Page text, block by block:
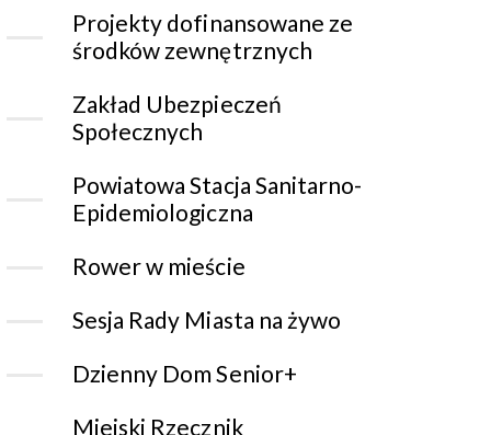
Projekty dofinansowane ze
środków zewnętrznych
Zakład Ubezpieczeń
Społecznych
Powiatowa Stacja Sanitarno-
Epidemiologiczna
Rower w mieście
Sesja Rady Miasta na żywo
Dzienny Dom Senior+
Miejski Rzecznik